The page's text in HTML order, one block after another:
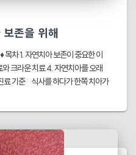
존을 위해
차 1. 자연치아 보존이 중요한 이
크라운 치료 4. 자연치아를 오래
료 기준 식사를 하다가 한쪽 치아가